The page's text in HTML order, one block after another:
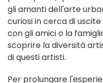
gli amanti dell'arte
curiosi in cerca di
con gli amici o la
scoprire la diversità
di questi artisti.
Per prolungare